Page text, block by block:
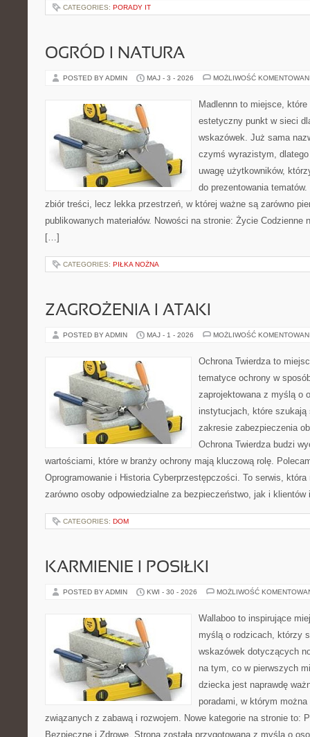
CATEGORIES: PORADY IT
OGRÓD I NATURA
POSTED BY ADMIN MAJ - 3 - 2026 MOŻLIWOŚĆ
Madlennn to miejsce,
estetyczny punkt w sieci
wskazówek. Już sama
czymś wyrazistym,
uwagę użytkowników,
do prezentowania
zbiór treści, lecz lekka przestrzeń, w której ważne są zarówno
publikowanych materiałów. Nowości na stronie: Życie Codzienne
[…]
CATEGORIES: PIŁKA NOŻNA
ZAGROŻENIA I ATAKI
POSTED BY ADMIN MAJ - 1 - 2026 MOŻLIWOŚĆ
Ochrona Twierdza to
tematyce ochrony w
zaprojektowana z myślą o
instytucjach, które szukają
zakresie zabezpieczenia
Ochrona Twierdza budzi
wartościami, które w branży ochrony mają kluczową rolę.
Oprogramowanie i Historia Cyberprzestępczości. To serwis,
zarówno osoby odpowiedzialne za bezpieczeństwo, jak i
CATEGORIES: DOM
KARMIENIE I POSIŁKI
POSTED BY ADMIN KWI - 30 - 2026 MOŻLIWOŚĆ
Wallaboo to inspirujące
myślą o rodzicach, którzy
wskazówek dotyczących
na tym, co w pierwszych
dziecka jest naprawdę
poradami, w którym
związanych z zabawą i rozwojem. Nowe kategorie na stronie to:
Bezpieczne i Zdrowe. Strona została przygotowana z myślą o